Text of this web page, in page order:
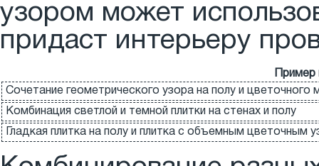
узором может
придаст интерьеру
Пример
Сочетание геометрического узора на полу и цветочного
Комбинация светлой и темной плитки на стенах и полу
Гладкая плитка на полу и плитка с объемным цветочным